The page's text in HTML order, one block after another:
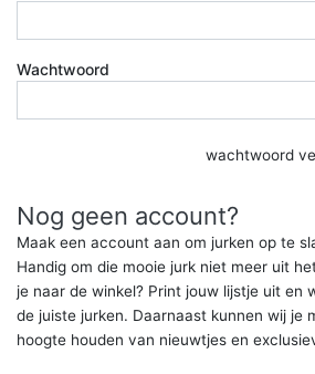
Wachtwoord
wachtwoord
Nog geen account?
Maak een account aan om jurken op te
Handig om die mooie jurk niet meer uit
je naar de winkel? Print jouw lijstje uit en
de juiste jurken. Daarnaast kunnen wij je
hoogte houden van nieuwtjes en